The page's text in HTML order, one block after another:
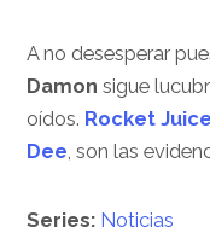
A no desesperar
Damon sigue
oídos. Rocket
Dee, son las
Series: Noticias